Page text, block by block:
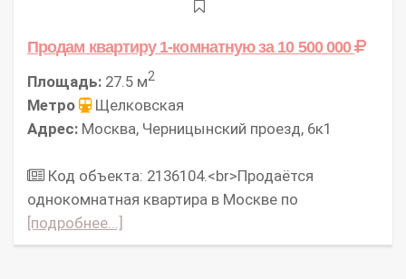
Продам квартиру 1-комнатнуюза 10 500 000
Площадь: 27.5 м2
Метро
Щелковская
Адрес: Москва, Черницынский проезд, 6к1
Код объекта: 2136104.<br>Продаётся
однокомнатная квартира в Москве по
[подробнее...]